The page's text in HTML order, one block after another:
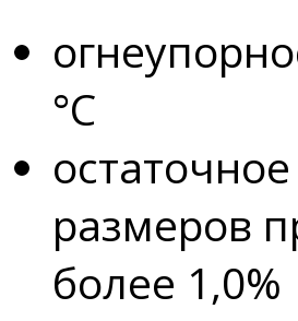
°С
размеров
более 1,0%